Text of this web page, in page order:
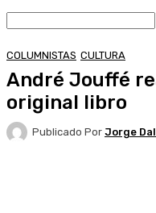
COLUMNISTAS CULTURA
André Jouffé
original libro
Publicado Por Jorge